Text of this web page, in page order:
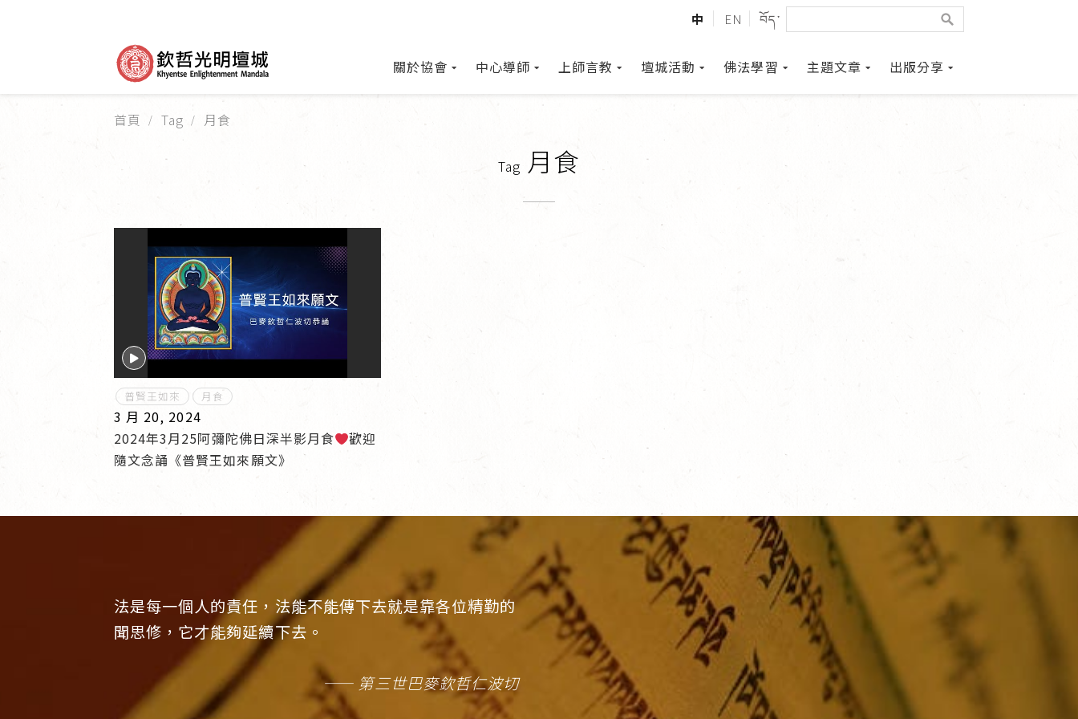
中 EN བོད་
關於協會 中心導師 上師言教 壇城活動 佛法學習 主題文章 出版分享
首頁 Tag 月食
Tag 月食
普賢王如來 月食
3 月 20, 2024
2024年3月25阿彌陀佛日深半影月食
歡迎
隨文念誦《普賢王如來願文》
法是每一個人的責任，法能不能傳下去就是靠各位精勤的
聞思修，它才能夠延續下去。
—— 第三世巴麥欽哲仁波切